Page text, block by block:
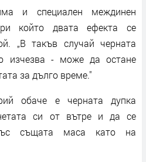
и специален междинен
който двата ефекта се
„В такъв случай черната
изчезва - може да остане
за дълго време."
обаче е черната дупка
си от вътре и да се
същата маса като на